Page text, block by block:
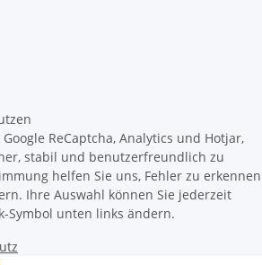
ReCaptcha, Analytics und Hotjar,
stabil und benutzerfreundlich zu
helfen Sie uns, Fehler zu erkennen
Ihre Auswahl können Sie jederzeit
Symbol unten links ändern.